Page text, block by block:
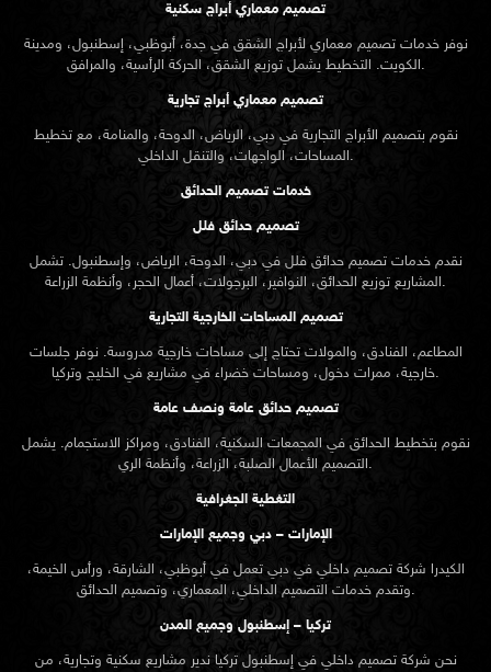
تصميم معماري أبراج سكنية
نوفر خدمات تصميم معماري لأبراج الشقق في جدة، أبوظبي، إسطنبول، ومدينة
الكويت. التخطيط يشمل توزيع الشقق، الحركة الرأسية، والمرافق.
تصميم معماري أبراج تجارية
نقوم بتصميم الأبراج التجارية في دبي، الرياض، الدوحة، والمنامة، مع تخطيط
المساحات، الواجهات، والتنقل الداخلي.
خدمات تصميم الحدائق
تصميم حدائق فلل
نقدم خدماتتصميم حدائق فلل في دبي، الدوحة، الرياض، وإسطنبول. تشمل
المشاريع توزيع الحدائق، النوافير، البرجولات، أعمال الحجر، وأنظمة الزراعة.
تصميم المساحات الخارجية التجارية
المطاعم، الفنادق، والمولات تحتاج إلى مساحات خارجية مدروسة. نوفر جلسات
خارجية، ممرات دخول، ومساحات خضراء في مشاريع في الخليج وتركيا.
تصميم حدائق عامة ونصف عامة
نقوم بتخطيط الحدائق في المجمعات السكنية، الفنادق، ومراكز الاستجمام. يشمل
التصميم الأعمال الصلبة، الزراعة، وأنظمة الري.
التغطية الجغرافية
الإمارات – دبي وجميع الإمارات
الكيدرا شركة تصميم داخلي في دبي تعمل في أبوظبي، الشارقة، ورأس الخيمة،
وتقدم خدمات التصميم الداخلي، المعماري، وتصميم الحدائق.
تركيا – إسطنبول وجميع المدن
نحن شركة تصميم داخلي في إسطنبول تركيا ندير مشاريع سكنية وتجارية، من